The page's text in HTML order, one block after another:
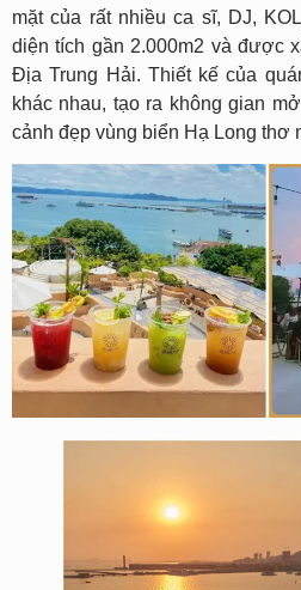
mặt của rất nhiều ca sĩ, DJ,
diện tích gần 2.000m2 và được
Địa Trung Hải. Thiết kế của
khác nhau, tạo ra không gian
cảnh đẹp vùng biển Hạ Long thơ